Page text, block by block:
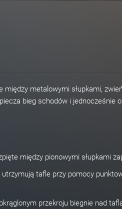
między metalowymi słupkami,
bieg schodów i jednocześnie
między pionowymi słupkami
utrzymują tafle przy pomocy
przekroju biegnie nad